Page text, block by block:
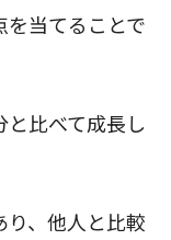
当てることで
比べて成長し
、他人と比較